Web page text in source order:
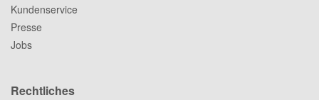
Kundenservice
Presse
Jobs
Rechtliches